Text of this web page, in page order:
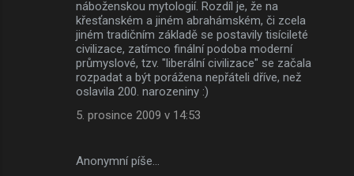
náboženskou mytologií. Rozdíl je, že na
křesťanském a jiném abrahámském, či zcela
jiném tradičním základě se postavily tisícileté
civilizace, zatímco finální podoba moderní
průmyslové, tzv. "liberální civilizace" se začala
rozpadat a být porážena nepřáteli dříve, než
oslavila 200. narozeniny :)
5. prosince 2009 v 14:53
Anonymní píše…